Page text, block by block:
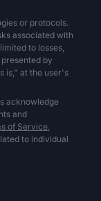
or protocols.
associated with
to losses,
by
is," at the user's
acknowledge
and
of Service,
to individual